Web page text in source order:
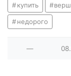
купить
недорого
—